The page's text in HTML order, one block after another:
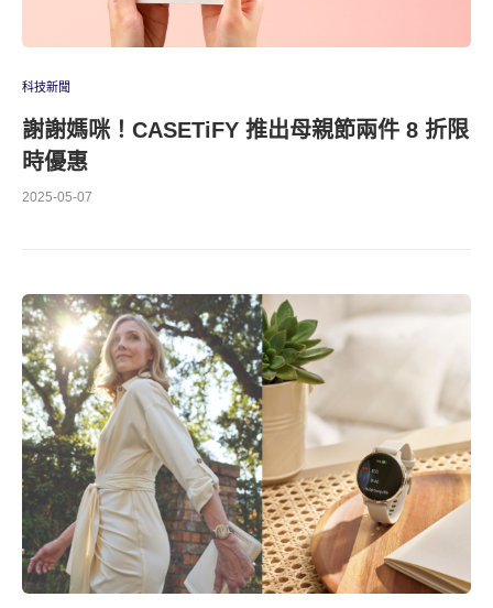
科技新聞
謝謝媽咪！CASETiFY 推出母親節兩件 8 折限
時優惠
2025-05-07